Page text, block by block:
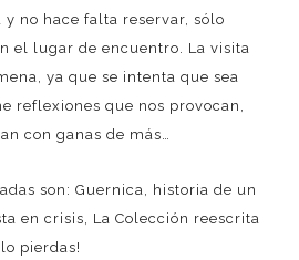
y no hace falta reservar, sólo
el lugar de encuentro. La visita
ya que se intenta que sea
reflexiones que nos provocan,
con ganas de más…
son: Guernica, historia de un
en crisis, La Colección reescrita
pierdas!